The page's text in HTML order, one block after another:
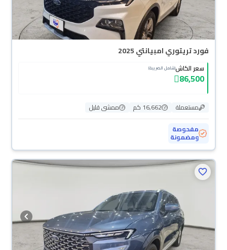
فورد تريتوري امبيانتي 2025
سعر الكاش(شامل الضريبة)
86,500
مستعملة 16,662 كم
ممشى قليل
مفحوصة
ومضمونة